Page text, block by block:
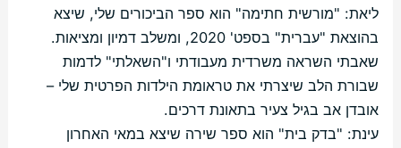
ליאת: "מורשית חתימה" הוא ספר הביכורים שלי, שיצא
בהוצאת "עברית" בספט' 2020, ומשלב דמיון ומציאות.
שאבתי השראה משרדית מעבודתי ו"השאלתי" לדמות
שבורת הלב שיצרתי את טראומת הילדות הפרטית שלי –
אובדן אב בגיל צעיר בתאונת דרכים.
עינת: "בדק בית" הוא ספר שירה שיצא במאי האחרון